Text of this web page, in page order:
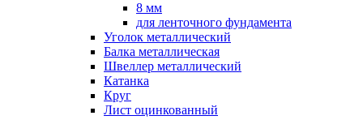
8 мм
для ленточного фундамента
Уголок металлический
Балка металлическая
Швеллер металлический
Катанка
Круг
Лист оцинкованный